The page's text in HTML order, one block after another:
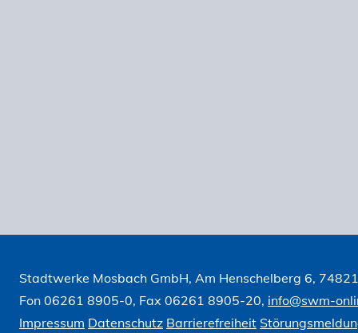
Stadtwerke Mosbach GmbH, Am Henschelberg 6,
Fon 06261 8905-0, Fax 06261 8905-20, info@swm-
Impressum Datenschutz Barrierefreiheit